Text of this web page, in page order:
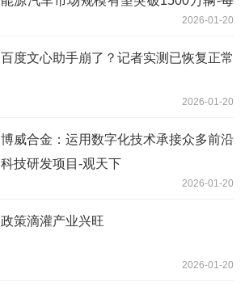
2026-01-20
百度文心助手崩了？记者实测已恢复正常
2026-01-20
博威合金：运用数字化技术承接众多前沿
科技研发项目-观天下
2026-01-20
政策滴灌产业兴旺
2026-01-20